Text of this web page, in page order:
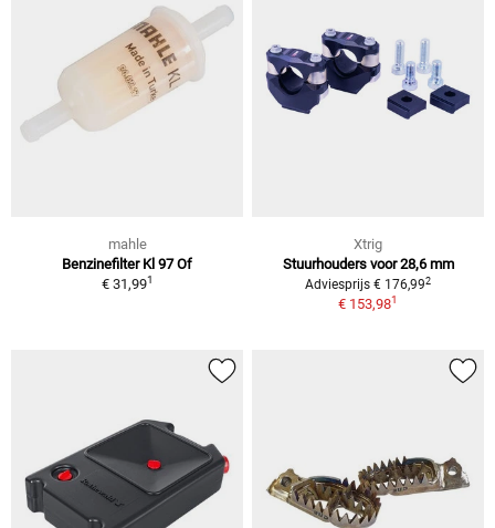
mahle
Benzinefilter Kl 97 Of
€ 31,991
Xtrig
Stuurhouders voor 28,6 mm
Adviesprijs € 176,992
€ 153,981